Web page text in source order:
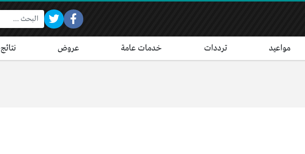
البحث:
مواعيد ترددات خدمات عامة عروض نتائج